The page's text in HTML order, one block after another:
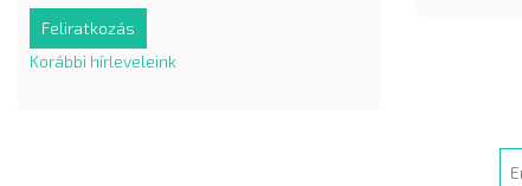
Korábbi hírleveleink